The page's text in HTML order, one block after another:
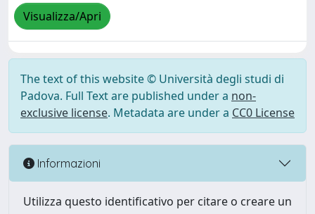
Visualizza/Apri
The text of this website © Università degli studi di
Padova. Full Text are published under a non-
exclusive license. Metadata are under a CC0 License
Informazioni
Utilizza questo identificativo per citare o creare un